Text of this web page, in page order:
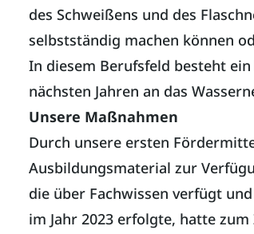
des Schweißens und des
selbstständig machen können
In diesem Berufsfeld besteht
nächsten Jahren an das
Unsere Maßnahmen
Durch unsere ersten
Ausbildungsmaterial zur
die über Fachwissen verfügt
im Jahr 2023 erfolgte, hatte